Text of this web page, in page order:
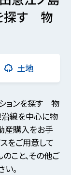
探す 物
土地
ションを探す 物
沿線を中心に物
産購入をお手
をご用意して
こと、その他ご
。